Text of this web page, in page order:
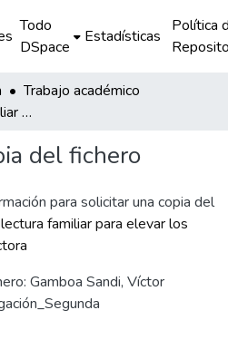
Todo
DSpace
Estadísticas
Política
Trabajo académico
Hábitos de lectura familiar para elevar los niveles de comprensión lectora
del fichero
para solicitar una copia del
familiar para elevar los
Gamboa Sandi, Víctor